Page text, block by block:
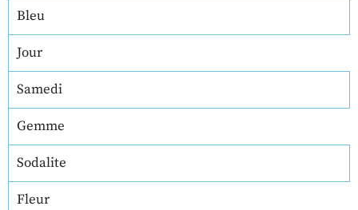
Bleu
Jour
Samedi
Gemme
Sodalite
Fleur